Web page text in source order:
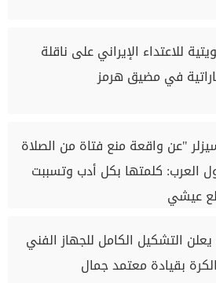
للاعتداء الإيراني على ناقلة
في مضيق هرمز
"عن واقعة منع فتاة من الصلاة
العرب: كلمتها بكل أدب وتسببت
عيشي
يعلن التشكيل الكامل للجهاز الفني
بقيادة معتمد جمال